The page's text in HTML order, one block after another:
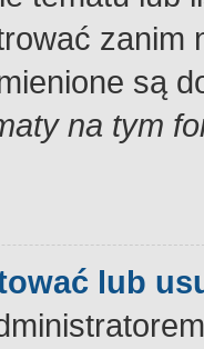
są
na tym
lub